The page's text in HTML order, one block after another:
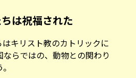
は祝福された
キリスト教のカトリックに
らではの、動物との関わり